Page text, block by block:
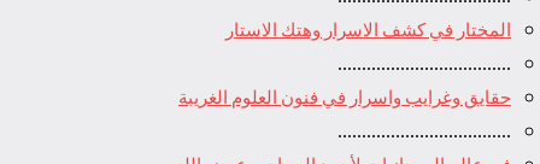
المختار في كشف الاسرار وهتك الاستار
حقايق وغرايب واسرار في فنون العلوم الغريبة